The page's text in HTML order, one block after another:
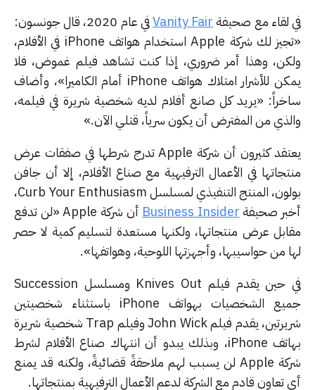
لقاء مع صحيفةVanity Fair
في عام 2020، قال جونسون:
«تجيز لك شركة Apple استخدام هواتف iPhone في الأفلام،
وهذا أمر ضروري، إذا كنت تشاهد فيلم غموض، فلا
يمكن للأشرار امتلاك هواتف iPhone أمام الكاميرا»، وأضاف
«يريد كل صانع أفلام لديه شخصية شريرة في فيلمه،
من المفترض أن يكون سرياً، قتلي الآن.»
يعتقد كثيرون أن شركة Apple تدرج شرطها في صفقات عرض
في الأعمال الترفيهية مع صناع الأفلام، إلا أن جافن
بولون، المنتج التنفيذي لمسلسل Curb Your Enthusiasm،
صحيفةBusiness Insider
أن شركة Apple «لن تدفع
عرض منتجاتها، ولكنها مستعدة لتسليم كمية لا حصر
من حواسيبها، وأجهزتها اللوحية، وهواتفها».
في حين يقدم فيلم Knives Out ومسلسل Succession
جميع الشخصيات بهواتف iPhone باستثناء شخصيتين
شريرتين، يقدم فيلم John Wick وفيلم Trap شخصية شريرة
بهاتف iPhone، وبذلك يبدو أن انتهاك صناع الأفلام لشرط
شركة Apple لن يسبب لهم ملاحقةً قضائيةً، ولكنه قد يمنع
قادم مع الشركة لدعم الأعمال الترفيهية بمنتجاتها.